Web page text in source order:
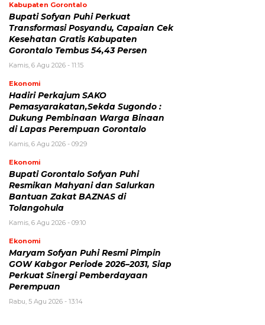
Kabupaten Gorontalo
Bupati Sofyan Puhi Perkuat
Transformasi Posyandu, Capaian Cek
Kesehatan Gratis Kabupaten
Gorontalo Tembus 54,43 Persen
Kamis, 6 Agu 2026 - 11:15
Ekonomi
Hadiri Perkajum SAKO
Pemasyarakatan,Sekda Sugondo :
Dukung Pembinaan Warga Binaan
di Lapas Perempuan Gorontalo
Kamis, 6 Agu 2026 - 09:29
Ekonomi
Bupati Gorontalo Sofyan Puhi
Resmikan Mahyani dan Salurkan
Bantuan Zakat BAZNAS di
Tolangohula
Kamis, 6 Agu 2026 - 09:10
Ekonomi
Maryam Sofyan Puhi Resmi Pimpin
GOW Kabgor Periode 2026–2031, Siap
Perkuat Sinergi Pemberdayaan
Perempuan
Rabu, 5 Agu 2026 - 13:14